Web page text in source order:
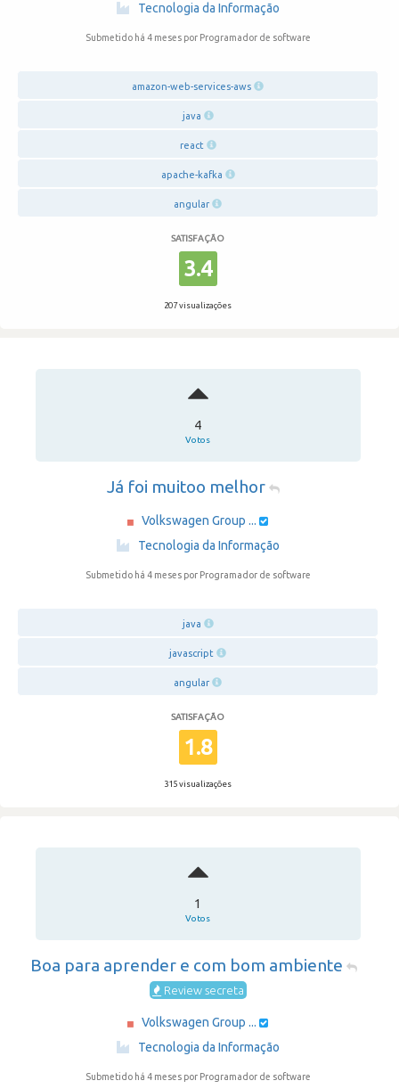
Tecnologia da Informação
Submetido há 4 meses por Programador de software
amazon-web-services-aws
java
react
apache-kafka
angular
SATISFAÇÃO
3.4
207 visualizações
4
Votos
Já foi muitoo melhor
Volkswagen Group ...
Tecnologia da Informação
Submetido há 4 meses por Programador de software
java
javascript
angular
SATISFAÇÃO
1.8
315 visualizações
1
Votos
Boa para aprender e com bom ambiente
Review secreta
Volkswagen Group ...
Tecnologia da Informação
Submetido há 4 meses por Programador de software